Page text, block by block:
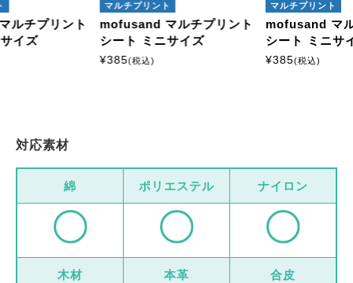
ルチプリント
イズ
マルチプリント
mofusand マルチプリント
シート ミニサイズ
¥385(税込)
マルチプリント
mofusand マ
シート ミニサ
¥385(税込)
対応素材
綿 ポリエステル ナイロン
木材 本革 合皮